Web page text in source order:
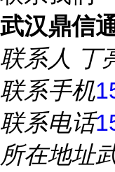
武汉鼎信
联系人 丁
联系手机
联系电话
所在地址